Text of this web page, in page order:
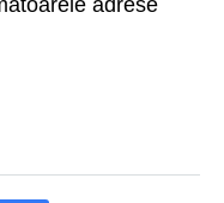
adrese